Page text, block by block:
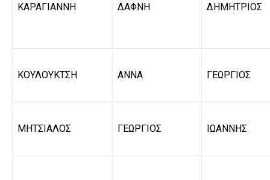
ΚΑΡΑΓΙΑΝΝΗ ΔΑΦΝΗ ΔΗΜΗΤΡΙΟΣ
ΚΟΥΛΟΥΚΤΣΗ ΑΝΝΑ ΓΕΩΡΓΙΟΣ
ΜΗΤΣΙΑΛΟΣ ΓΕΩΡΓΙΟΣ ΙΩΑΝΝΗΣ